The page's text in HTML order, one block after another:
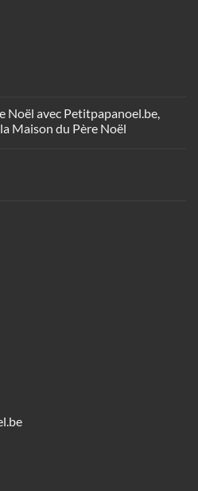
Noël avec Petitpapanoel.be,
Maison du Père Noël